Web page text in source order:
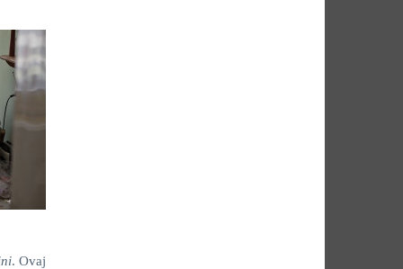
. Ovaj